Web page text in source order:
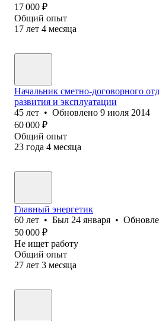
17 000 ₽
Общий опыт
17 лет 4 месяца
Начальник сметно-договорного
развития и эксплуатации
45 лет • Обновлено 9 июля 2014
60 000 ₽
Общий опыт
23 года 4 месяца
Главный энергетик
60 лет • Был 24 января •
50 000 ₽
Не ищет работу
Общий опыт
27 лет 3 месяца